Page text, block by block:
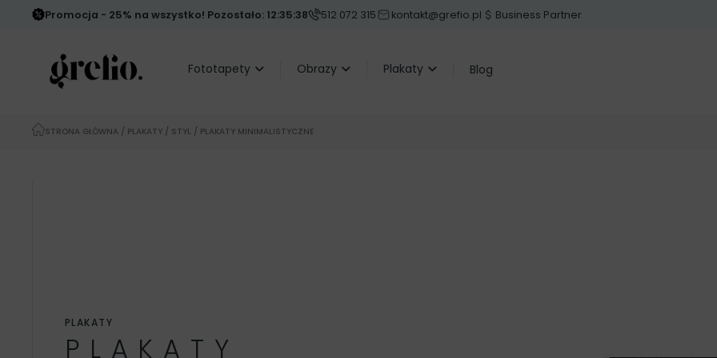
Promocja - 25% na wszystko! Pozostało: 12:35:36 512 072 315 kontakt@grefio.pl Business Partner
Fototapety Obrazy Plakaty Blog
STRONA GŁÓWNA / PLAKATY / STYL / PLAKATY MINIMALISTYCZNE
PLAKATY
PLAKATY